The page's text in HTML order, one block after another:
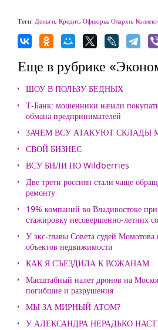
Теги: Деньги, Кредит, Офшоры, Олархи,
Еще в рубрике
ШОУ В ПОЛЬЗУ БЕДНЫХ
Т-Банк: мошенники начали
обмана предпринимателей
ЗАЧЕМ ВСУ АТАКУЮТ СКЛАДЫ
СВОЙ БИЗНЕС
ВСУ БИЛИ ПО Wildberries
Две трети россиян стали чаще
ремонту
19% компаний во Владивостоке
стажировку несовершенно-летних
У экс-главы Совета судей
объектов недвижимости
КАК Я СЪЕЗДИЛА К ВОЖАНАМ
Масштабный налет дронов на
погибшие и разрушения
МЫ ЗА МИРНЫЙ АТОМ?
У АЛЕКСАНДРА НЕРАДЬКО